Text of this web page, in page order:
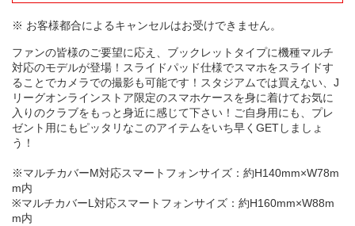
※ お客様都合によるキャンセルはお受けできません。
ファンの皆様のご要望に応え、ブックレットタイプに機種マルチ
対応のモデルが登場！スライドパッド仕様でスマホをスライドす
ることでカメラでの撮影も可能です！スタジアムでは買えない、J
リーグオンラインストア限定のスマホケースを身に着けてお気に
入りのクラブをもっと身近に感じて下さい！ご自身用にも、プレ
ゼント用にもピッタリなこのアイテムをいち早くGETしましょ
う！
※マルチカバーM対応スマートフォンサイズ：約H140mm×W78m
m内
※マルチカバーL対応スマートフォンサイズ：約H160mm×W88m
m内